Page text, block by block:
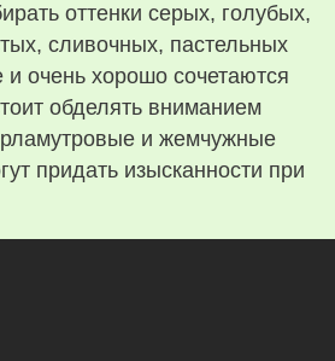
оттенки серых, голубых,
сливочных, пастельных
очень хорошо сочетаются
обделять вниманием
и жемчужные
придать изысканности при